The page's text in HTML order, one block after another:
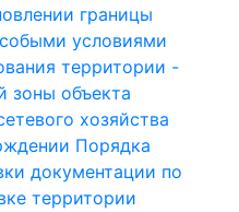
границы
условиями
территории -
зоны объекта
хозяйства
Порядка
документации по
территории